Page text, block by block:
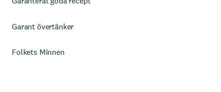
Garant övertänker
Folkets Minnen